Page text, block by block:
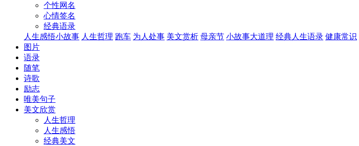
个性网名
心情签名
经典语录
人生感悟小故事 人生哲理 跑车 为人处事 美文赏析 母亲节 小故事大道理 经典人生语录 健康常识
图片
语录
随笔
诗歌
励志
唯美句子
美文欣赏
人生哲理
人生感悟
经典美文